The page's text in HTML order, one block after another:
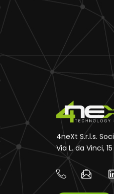
4neXt S.r.l.s.
Via L. da Vinci,